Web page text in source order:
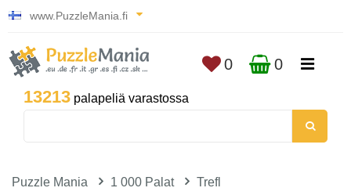
www.PuzzleMania.fi
13213 palapeliä varastossa
0 0
Puzzle Mania 1 000 Palat
Trefl